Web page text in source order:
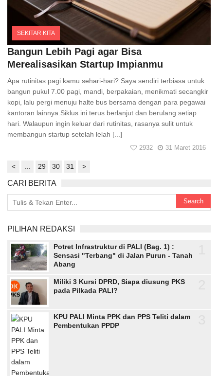
SEKITAR KITA
Comments
Bangun Lebih Pagi agar Bisa
Merealisasikan Startup Impianmu
Apa rutinitas pagi kamu sehari-hari? Saya sendiri terbiasa untuk
bangun pukul 7.00 pagi, mandi, berpakaian, menikmati secangkir
kopi, lalu pergi menuju halte bus bersama dengan para pegawai
kantoran lainnya.Siklus ini terus berlanjut dan berulang setiap
hari. Walaupun ingin keluar dari rutinitas, rasanya sulit untuk
membangun startup setelah lelah [...]
31 Maret 2016
2932
< 29 30 31 >
CARI BERITA
PILIHAN REDAKSI
Potret Infrastruktur di PALI (Bag. 1) :
Sensasi "Terbang" di Jalan Purun - Tanah
Abang
Miliki 3 Kursi DPRD, Siapa diusung PKS
pada Pilkada PALI?
KPU PALI Minta PPK dan PPS Teliti dalam
Pembentukan PPDP